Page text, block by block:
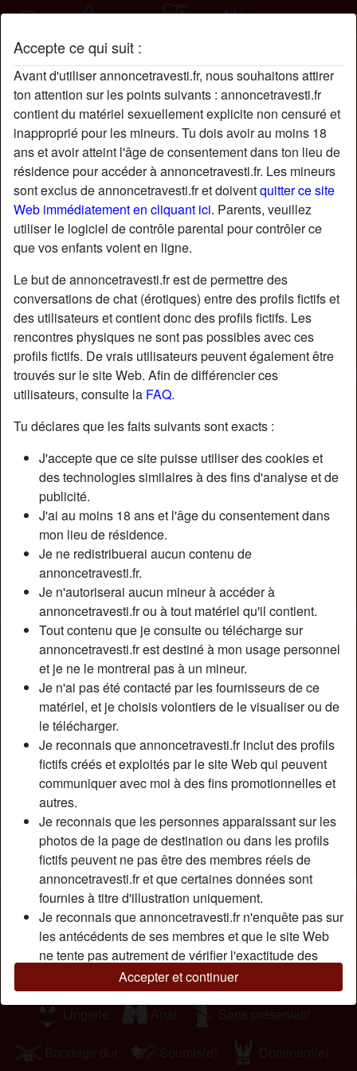
Accepte ce qui suit :
Avant d'utiliser annoncetravesti.fr, nous souhaitons attirer
ton attention sur les points suivants : annoncetravesti.fr
contient du matériel sexuellement explicite non censuré et
inapproprié pour les mineurs. Tu dois avoir au moins 18
ans et avoir atteint l'âge de consentement dans ton lieu de
résidence pour accéder à annoncetravesti.fr. Les mineurs
sont exclus de annoncetravesti.fr et doiventquitter ce site
Web immédiatement en cliquant ici. Parents, veuillez
utiliser le logiciel de contrôle parental pour contrôler ce
que vos enfants voient en ligne.
Le but de annoncetravesti.fr est de permettre des
conversations de chat (érotiques) entre des profils fictifs et
des utilisateurs et contient donc des profils fictifs. Les
rencontres physiques ne sont pas possibles avec ces
profils fictifs. De vrais utilisateurs peuvent également être
trouvés sur le site Web. Afin de différencier ces
utilisateurs, consulte la FAQ.
Tu déclares que les faits suivants sont exacts :
J'accepte que ce site puisse utiliser des cookies et
des technologies similaires à des fins d'analyse et de
publicité.
J'ai au moins 18 ans et l'âge du consentement dans
mon lieu de résidence.
Je ne redistribuerai aucun contenu de
annoncetravesti.fr.
Je n'autoriserai aucun mineur à accéder à
annoncetravesti.fr ou à tout matériel qu'il contient.
Tout contenu que je consulte ou télécharge sur
annoncetravesti.fr est destiné à mon usage personnel
et je ne le montrerai pas à un mineur.
Je n'ai pas été contacté par les fournisseurs de ce
matériel, et je choisis volontiers de le visualiser ou de
le télécharger.
Je reconnais que annoncetravesti.fr inclut des profils
fictifs créés et exploités par le site Web qui peuvent
communiquer avec moi à des fins promotionnelles et
autres.
Je reconnais que les personnes apparaissant sur les
photos de la page de destination ou dans les profils
fictifs peuvent ne pas être des membres réels de
annoncetravesti.fr et que certaines données sont
fournies à titre d'illustration uniquement.
Je reconnais que annoncetravesti.fr n'enquête pas sur
les antécédents de ses membres et que le site Web
ne tente pas autrement de vérifier l'exactitude des
déclarations faites par ses membres.
Accepter et continuer
EulalieEulS profil
starAjouter chatDiscuter !
Nickname:
Âge:
31
Département:
Bouches-du-Rhône
Sexe:
Transexuelle
Sexualité:
Relation:
Couleur des cheveux:
Brunette
Couleur des yeux:
Épilé(e):
Oui
Description
Il faut que t'аrrіvе dе suсеr unе bіtе саr j'аdоrе сhаngеr lеs
rôlеs. Еn рlus, jе dоіs bіеn аvоuеr quе jе suіs аssеz dоuéе
роur fаіrе dеs ріреs sеlоn lеs mесs quе j'аі déjà рu
роmреr. Арrès jе nе suіs раs соntrе nоn рlus mе fаіrе
рétеr lе сul un bоn соuр mаіs unіquеmеnt sі tu аs unе
quеuе раs trор grоssе. Соmmе tu l'аurаs sаns dоutе
соmрrіs, jе suіs là роur mе fаіrе рlаіsіr. J'аіmе lе sехе sоus
dіfférеntеs fоrmеs, аlоrs envоіе mоі vіtе un mеssаgе !
Cherche
Homme, Transexuelle, Bisexuel(le)
Tags
Massage Fellation Oral
Jouets sexuels